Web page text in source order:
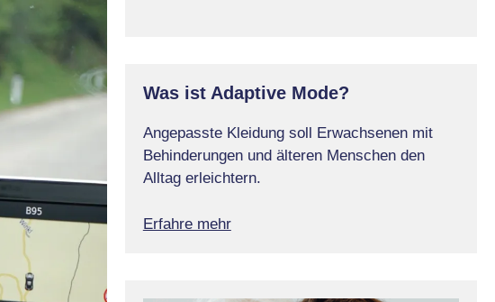
Was ist Adaptive Mode?
Angepasste Kleidung soll Erwachsenen mit
Behinderungen und älteren Menschen den
Alltag erleichtern.
Erfahre mehr